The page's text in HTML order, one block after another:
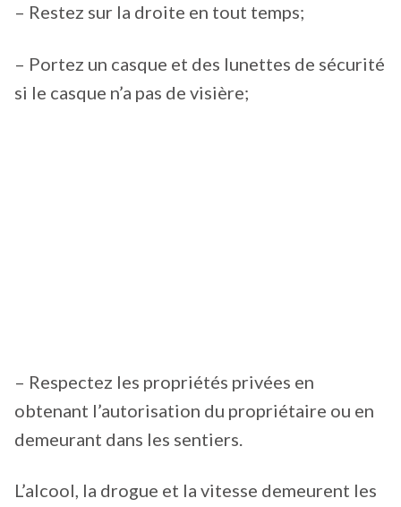
– Restez sur la droite en tout temps;
– Portez un casque et des lunettes de sécurité
si le casque n’a pas de visière;
– Respectez les propriétés privées en
obtenant l’autorisation du propriétaire ou en
demeurant dans les sentiers.
L’alcool, la drogue et la vitesse demeurent les